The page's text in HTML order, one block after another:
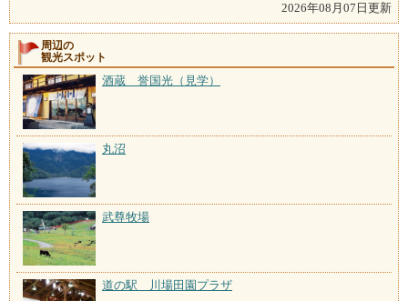
2026年08月07日更新
周辺の
観光スポット
酒蔵 誉国光（見学）
丸沼
武尊牧場
道の駅 川場田園プラザ